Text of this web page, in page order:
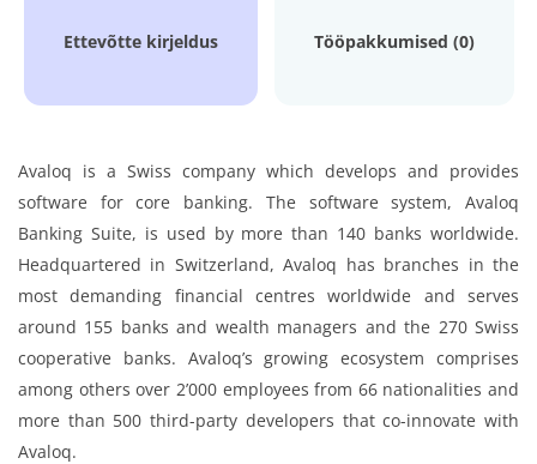
Ettevõtte kirjeldus Tööpakkumised (0)
Avaloq is a Swiss company which develops and provides
software for core banking. The software system, Avaloq
Banking Suite, is used by more than 140 banks worldwide.
Headquartered in Switzerland, Avaloq has branches in the
most demanding financial centres worldwide and serves
around 155 banks and wealth managers and the 270 Swiss
cooperative banks. Avaloq’s growing ecosystem comprises
among others over 2’000 employees from 66 nationalities and
more than 500 third-party developers that co-innovate with
Avaloq.